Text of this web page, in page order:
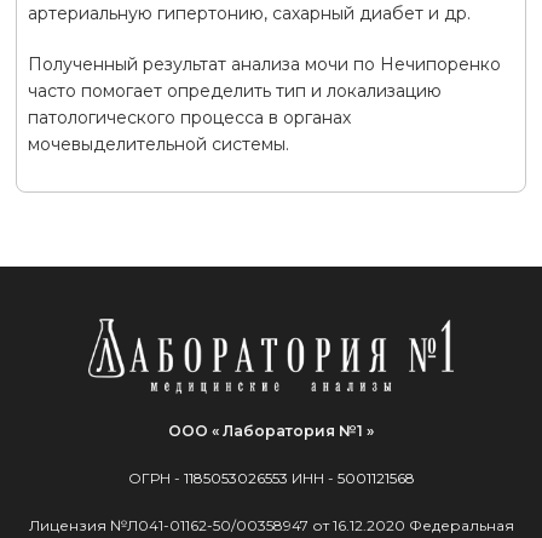
артериальную гипертонию, сахарный диабет и др.
Полученный результат анализа мочи по Нечипоренко
часто помогает определить тип и локализацию
патологического процесса в органах
мочевыделительной системы.
ООО « Лаборатория №1 »
ОГРН - 1185053026553 ИНН - 5001121568
Лицензия №Л041-01162-50/00358947 от 16.12.2020 Федеральная